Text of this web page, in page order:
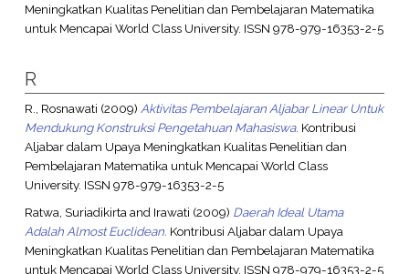
Meningkatkan Kualitas Penelitian dan Pembelajaran Matematika
untuk Mencapai World Class University. ISSN 978-979-16353-2-5
R
R., Rosnawati (2009) Aktivitas Pembelajaran Aljabar Linear Untuk
Mendukung Konstruksi Pengetahuan Mahasiswa. Kontribusi
Aljabar dalam Upaya Meningkatkan Kualitas Penelitian dan
Pembelajaran Matematika untuk Mencapai World Class
University. ISSN 978-979-16353-2-5
Ratwa, Suriadikirtaand Irawati (2009) Daerah Ideal Utama
Adalah Almost Euclidean. Kontribusi Aljabar dalam Upaya
Meningkatkan Kualitas Penelitian dan Pembelajaran Matematika
untuk Mencapai World Class University. ISSN 978-979-16353-2-5